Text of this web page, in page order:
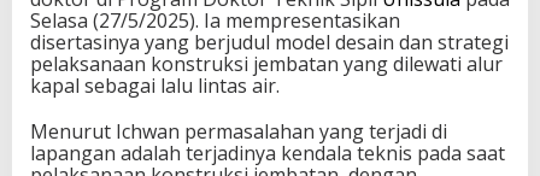
Selasa (27/5/2025). Ia mempresentasikan
disertasinya yang berjudul model desain dan strategi
pelaksanaan konstruksi jembatan yang dilewati alur
kapal sebagai lalu lintas air.
Menurut Ichwan permasalahan yang terjadi di
lapangan adalah terjadinya kendala teknis pada saat